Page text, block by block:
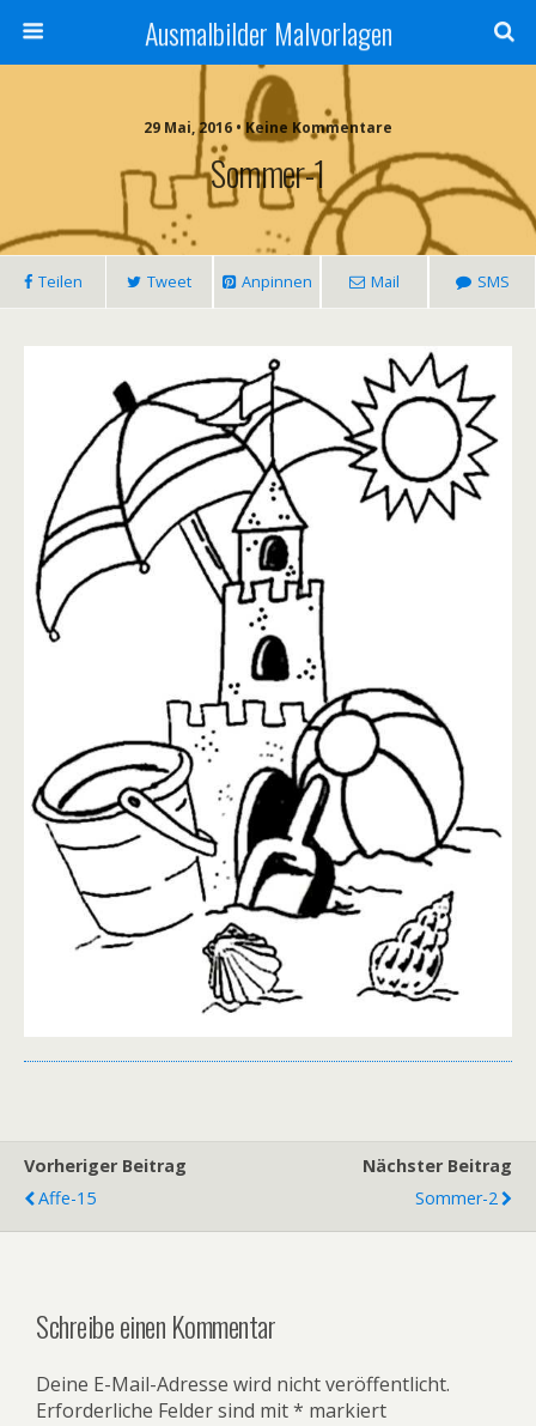
Ausmalbilder Malvorlagen
29 Mai, 2016 • Keine Kommentare
Sommer-1
Teilen Tweet Anpinnen Mail SMS
Vorheriger Beitrag
Affe-15
Nächster Beitrag
Sommer-2
Schreibe einen Kommentar
Deine E-Mail-Adresse wird nicht veröffentlicht.
Erforderliche Felder sind mit* markiert